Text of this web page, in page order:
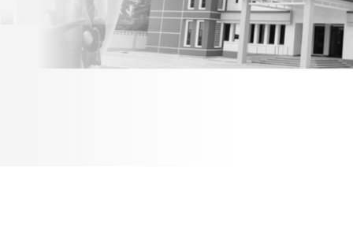
ปฏิบัติงานของพนักงานจ้าง
1/10/64